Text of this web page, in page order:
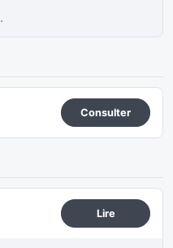
Consulter
Lire